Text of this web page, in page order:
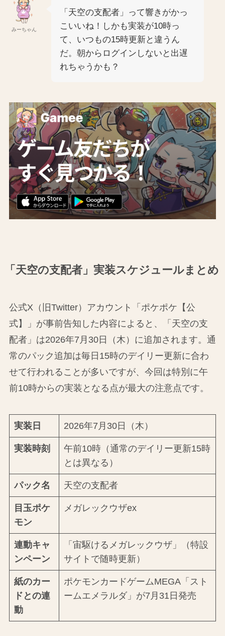
みーちゃん
「天空の支配者」って響きがかっ
こいいね！しかも実装が10時っ
て、いつもの15時更新と違うん
だ。朝からログインしないと出遅
れちゃうかも？
「天空の支配者」実装スケジュールまとめ
公式X（旧Twitter）アカウント「ポケポケ【公
式】」が事前告知した内容によると、「天空の支
配者」は2026年7月30日（木）に追加されます。通
常のパック追加は毎日15時のデイリー更新に合わ
せて行われることが多いですが、今回は特別に午
前10時からの実装となる点が最大の注意点です。
実装日 2026年7月30日（木）
実装時刻
午前10時（通常のデイリー更新15時
とは異なる）
パック名 天空の支配者
目玉ポケ
モン
メガレックウザex
連動キャ
ンペーン
「宙駆けるメガレックウザ」（特設
サイトで随時更新）
紙のカー
ドとの連
動
ポケモンカードゲームMEGA「スト
ームエメラルダ」が7月31日発売